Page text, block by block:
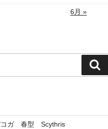
6月 »
索
コガ 春型 Scythris